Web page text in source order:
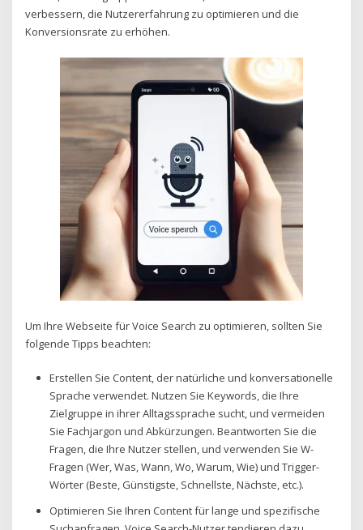
verbessern, die Nutzererfahrung zu optimieren und die
Konversionsrate zu erhöhen.
Um Ihre Webseite für Voice Search zu optimieren, sollten Sie
folgende Tipps beachten:
Erstellen Sie Content, der natürliche und konversationelle
Sprache verwendet. Nutzen Sie Keywords, die Ihre
Zielgruppe in ihrer Alltagssprache sucht, und vermeiden
Sie Fachjargon und Abkürzungen. Beantworten Sie die
Fragen, die Ihre Nutzer stellen, und verwenden Sie W-
Fragen (Wer, Was, Wann, Wo, Warum, Wie) und Trigger-
Wörter (Beste, Günstigste, Schnellste, Nächste, etc.).
Optimieren Sie Ihren Content für lange und spezifische